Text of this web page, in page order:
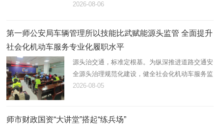
日，第一师阿拉尔市应急管理局组织开展2026年
名执法人员全员参与。
2026-08-06
第一师公安局车辆管理所以技能比武赋能源头监管 全面提升
社会化机动车服务专业化履职水平
源头治交通，标准定根基。为纵深推进道路交通安
全源头治理规范化建设，健全社会化机动车服务监
管体系，锻造高素质专业化机动车登记、检测综合
2026-08-05
师市财政国资“大讲堂”搭起“练兵场”